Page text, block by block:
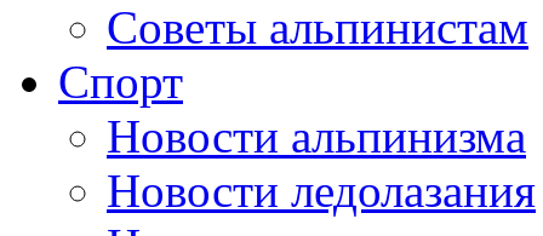
Советы альпинистам
Спорт
Новости альпинизма
Новости ледолазания